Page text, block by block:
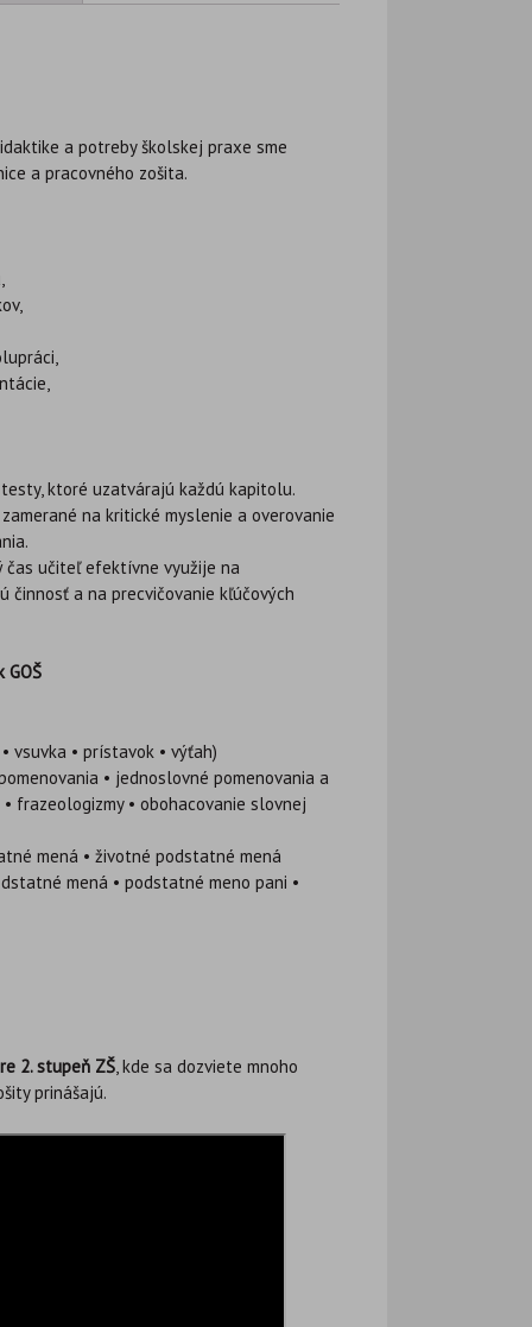
a potreby školskej praxe sme
a pracovného zošita.
ktoré uzatvárajú každú kapitolu.
na kritické myslenie a overovanie
čas učiteľ efektívne využije na
činnosť a na precvičovanie kľúčových
GOŠ
• vsuvka • prístavok • výťah)
• jednoslovné pomenovania a
frazeologizmy • obohacovanie slovnej
mená • životné podstatné mená
mená • podstatné meno pani •
2. stupeň ZŠ, kde sa dozviete mnoho
prinášajú.